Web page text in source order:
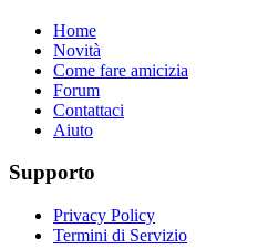
Home
Novità
Come fare amicizia
Forum
Contattaci
Aiuto
Supporto
Privacy Policy
Termini di Servizio